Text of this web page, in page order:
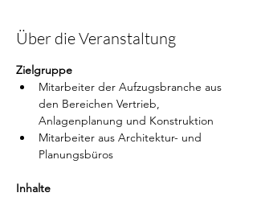
Über die Veranstaltung
Zielgruppe
Mitarbeiter der Aufzugsbranche aus
den Bereichen Vertrieb,
Anlagenplanung und Konstruktion
Mitarbeiter aus Architektur- und
Planungsbüros
Inhalte